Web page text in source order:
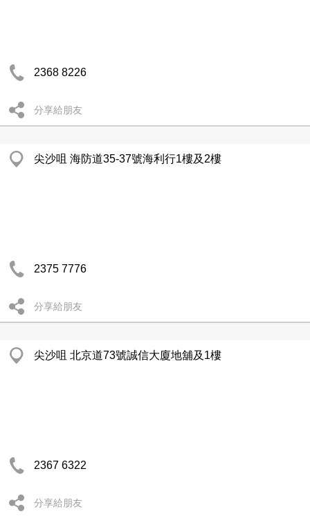
2368 8226
分享給朋友
尖沙咀 海防道35-37號海利行1樓及2樓
2375 7776
分享給朋友
尖沙咀 北京道73號誠信大廈地舖及1樓
2367 6322
分享給朋友